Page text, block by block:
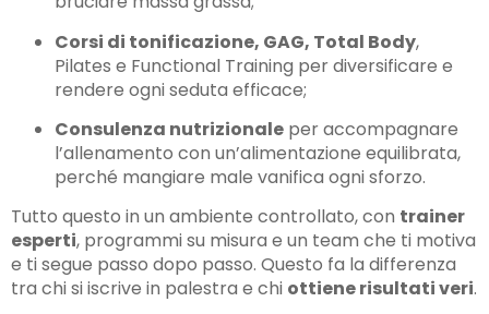
Corsi di tonificazione, GAG, Total Body,
Pilates e Functional Training per diversificare e
rendere ogni seduta efficace;
Consulenza nutrizionale per accompagnare
l’allenamento con un’alimentazione equilibrata,
perché mangiare male vanifica ogni sforzo.
Tutto questo in un ambiente controllato, con trainer
esperti, programmi su misura e un team che ti motiva
e ti segue passo dopo passo. Questo fa la differenza
tra chi si iscrive in palestra e chi ottiene risultati veri.